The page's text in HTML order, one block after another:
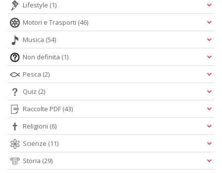
Lifestyle (1)
Motori e Trasporti (46)
Musica (54)
Non definita (1)
Pesca (2)
Quiz (2)
Raccolte PDF (43)
Religioni (6)
Scienze (11)
Storia (29)